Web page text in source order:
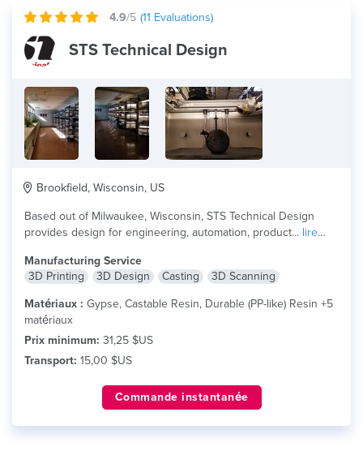
4.9/5 (11 Evaluations)
STS Technical Design
Brookfield, Wisconsin, US
Based out of Milwaukee, Wisconsin, STS Technical Design
provides design for engineering, automation, product... lire
Manufacturing Service
3D Printing
3D Design Casting
3D Scanning
Matériaux : Gypse, Castable Resin, Durable (PP-like) Resin +5
matériaux
Prix minimum: 31,25 $US
Transport: 15,00 $US
Commande instantanée